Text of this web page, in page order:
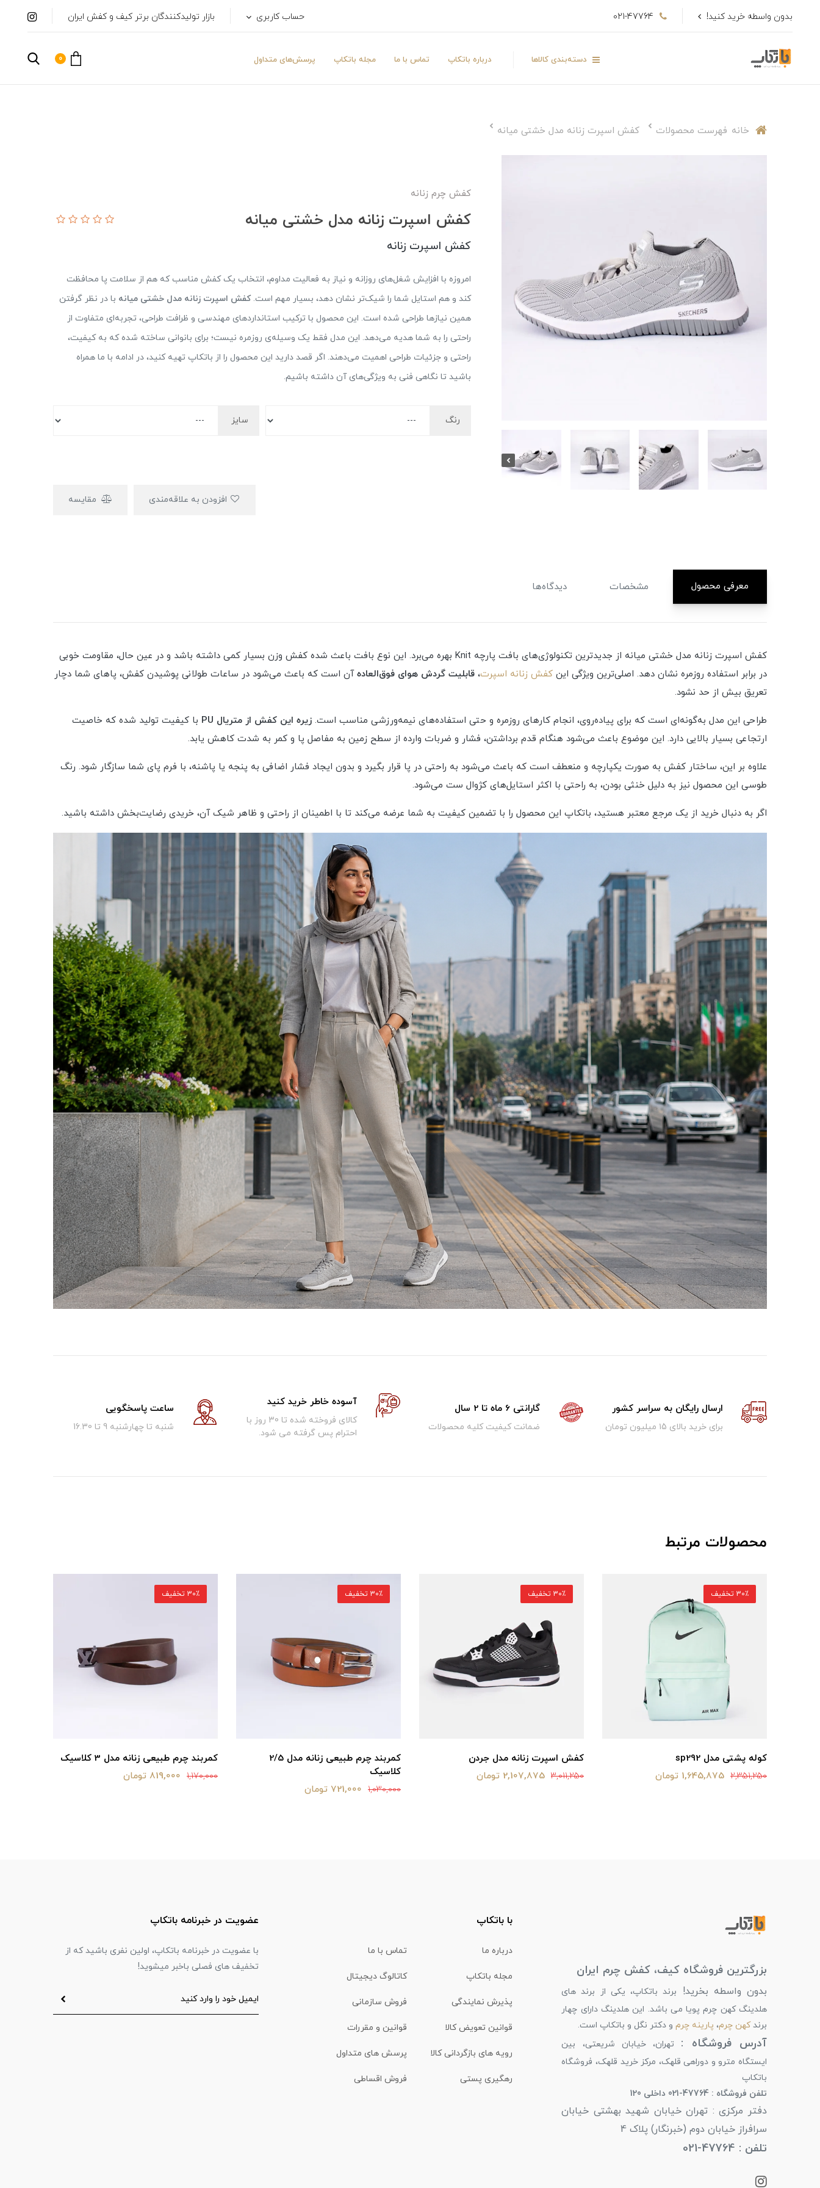
بدون واسطه خرید کنید! 021-47764 حساب کاربری بازار تولیدکنندگان برتر کیف و کفش ایران
دسته‌بندی کالاها درباره باتکاپ تماس با ما مجله باتکاپ پرسش‌های متداول 0
خانه فهرست محصولات کفش اسپرت زنانه مدل خشتی میانه
کفش چرم زنانه
کفش اسپرت زنانه مدل خشتی میانه
کفش اسپرت زنانه
امروزه با افزایش شغل‌های روزانه و نیاز به فعالیت مداوم، انتخاب یک کفش مناسب که هم از سلامت پا محافظت
کند و هم استایل شما را شیک‌تر نشان دهد، بسیار مهم است.کفش اسپرت زنانه مدل خشتی میانه با در نظر گرفتن
همین نیازها طراحی شده است. این محصول با ترکیب استانداردهای مهندسی و ظرافت طراحی، تجربه‌ای متفاوت از
راحتی را به شما هدیه می‌دهد. این مدل فقط یک وسیله‌ی روزمره نیست؛ برای بانوانی ساخته شده که به کیفیت،
راحتی و جزئیات طراحی اهمیت می‌دهند. اگر قصد دارید این محصول را از باتکاپ تهیه کنید، در ادامه با ما همراه
باشید تا نگاهی فنی به ویژگی‌های آن داشته باشیم.
رنگ سایز
مقایسه
معرفی محصول مشخصات دیدگاه‌ها
کفش اسپرت زنانه مدل خشتی میانه از جدیدترین تکنولوژی‌های بافت پارچه Knit بهره می‌برد. این نوع بافت باعث شده کفش وزن بسیار کمی داشته باشد و در عین حال، مقاومت خوبی
در برابر استفاده روزمره نشان دهد. اصلی‌ترین ویژگی این کفش زنانه اسپرت، قابلیت گردش هوای فوق‌العادهآن است که باعث می‌شود در ساعات طولانی پوشیدن کفش، پاهای شما دچار
تعریق بیش از حد نشود.
طراحی این مدل به‌گونه‌ای است که برای پیاده‌روی، انجام کارهای روزمره و حتی استفاده‌های نیمه‌ورزشی مناسب است. زیره این کفش از متریال PU
با کیفیت تولید شده که خاصیت
ارتجاعی بسیار بالایی دارد. این موضوع باعث می‌شود هنگام قدم برداشتن، فشار و ضربات وارده از سطح زمین به مفاصل پا و کمر به شدت کاهش یابد.
علاوه بر این، ساختار کفش به صورت یکپارچه و منعطف است که باعث می‌شود به راحتی در پا قرار بگیرد و بدون ایجاد فشار اضافی به پنجه یا پاشنه، با فرم پای شما سازگار شود. رنگ
طوسی این محصول نیز به دلیل خنثی بودن، به راحتی با اکثر استایل‌های کژوال ست می‌شود.
اگر به دنبال خرید از یک مرجع معتبر هستید، باتکاپ این محصول را با تضمین کیفیت به شما عرضه می‌کند تا با اطمینان از راحتی و ظاهر شیک آن، خریدی رضایت‌بخش داشته باشید.
ارسال رایگان به سراسر کشور
برای خرید بالای ۱5 میلیون تومان
گارانتی 6 ماه تا 2 سال
ضمانت کیفیت کلیه محصولات
آسوده خاطر خرید کنید
کالای فروخته شده تا 30 روز با
احترام پس گرفته می شود.
ساعت پاسخگویی
شنبه تا چهارشنبه 9 تا 16.30
محصولات مرتبط
کوله پشتی مدل sp292
2,351,250 1,645,875 تومان
30٪ تخفیف
کفش اسپرت زنانه مدل جردن
3,011,250 2,107,875 تومان
30٪ تخفیف
کمربند چرم طبیعی زنانه مدل 2/5
کلاسیک
1,030,000 721,000 تومان
30٪ تخفیف
کمربند چرم طبیعی زنانه مدل 3 کلاسیک
1,170,000 819,000 تومان
30٪ تخفیف
بزرگترین فروشگاه کیف، کفش چرم ایران
بدون واسطه بخرید!
برند باتکاپ، یکی از برند های
هلدینگ کهن چرم پویا می باشد. این هلدینگ دارای چهار
برندکهن چرم، پارینه چرم و دکتر نگل و باتکاپ است.
آدرس فروشگاه : تهران، خیابان شریعتی، بین
ایستگاه مترو و دوراهی قلهک، مرکز خرید قلهک، فروشگاه
باتکاپ
تلفن فروشگاه : 47764-021 داخلی 120
دفتر مرکزی : تهران خیابان شهید بهشتی خیابان
سرافراز خیابان دوم (خبرنگار) پلاک 4
تلفن : 47764-021
با باتکاپ
درباره ما تماس با ما
مجله باتکاپ کاتالوگ دیجیتال
پذیرش نمایندگی فروش سازمانی
قوانین تعویض کالا قوانین و مقررات
رویه های بازگردانی کالا پرسش های متداول
رهگیری پستی فروش اقساطی
عضویت در خبرنامه باتکاپ
با عضویت در خبرنامه باتکاپ، اولین نفری باشید که از
تخفیف های فصلی باخبر میشوید!